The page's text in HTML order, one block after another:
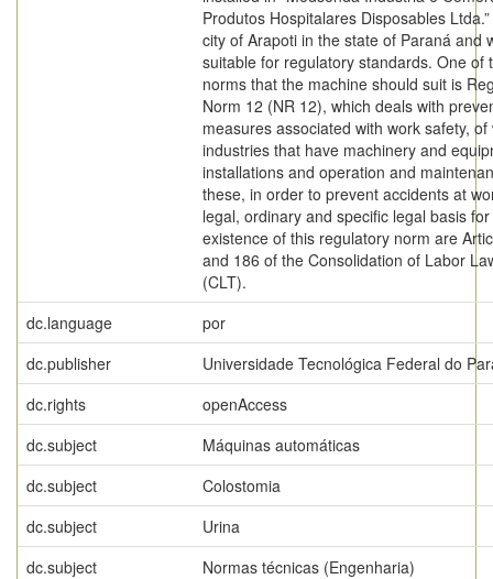
Produtos Hospitalares Disposables
city of Arapoti in the state of Paraná and
suitable for regulatory standards. One of
norms that the machine should suit is
Norm 12 (NR 12), which deals with
measures associated with work safety, of
industries that have machinery and
installations and operation and
these, in order to prevent accidents at
legal, ordinary and specific legal basis
existence of this regulatory norm are
and 186 of the Consolidation of Labor
(CLT).
dc.language
por
dc.publisher
Universidade Tecnológica Federal do
dc.rights
openAccess
dc.subject
Máquinas automáticas
dc.subject
Colostomia
dc.subject
Urina
dc.subject
Normas técnicas (Engenharia)